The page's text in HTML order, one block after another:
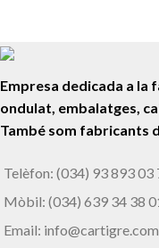
Empresa dedicada a la
ondulat, embalatges,
També som fabricants
Telèfon: (034) 93 893 03
Mòbil: (034) 639 34 38
Email: info@cartigre.com